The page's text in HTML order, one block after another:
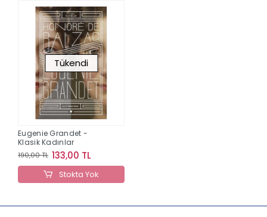
Tükendi
Eugenie Grandet -
Klasik Kadınlar
190,00 TL 133,00 TL
Stokta Yok